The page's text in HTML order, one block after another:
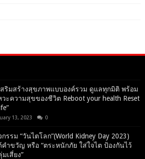
สริมสร้างสุขภาพแบบองค์รวม ดูแลทุกมิติ พร้อม
วะความสุขของชีวิต Reboot your health Reset
13, 2023 0
รรม “วันไตโลก”(World Kidney Day 2023)
คำขวัญ หรือ “ตระหนักภัย ใส่ใจไต ป้องกันไว้
เสี่ยง”